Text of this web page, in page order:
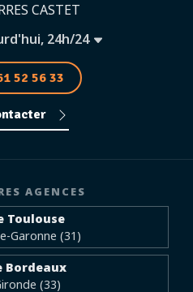
CASTET
24h/24
52 56 33
AGENCES
Toulouse
Garonne (31)
Bordeaux
(33)